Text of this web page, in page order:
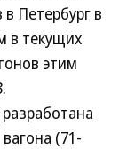
Петербург в
в текущих
этим
(71-